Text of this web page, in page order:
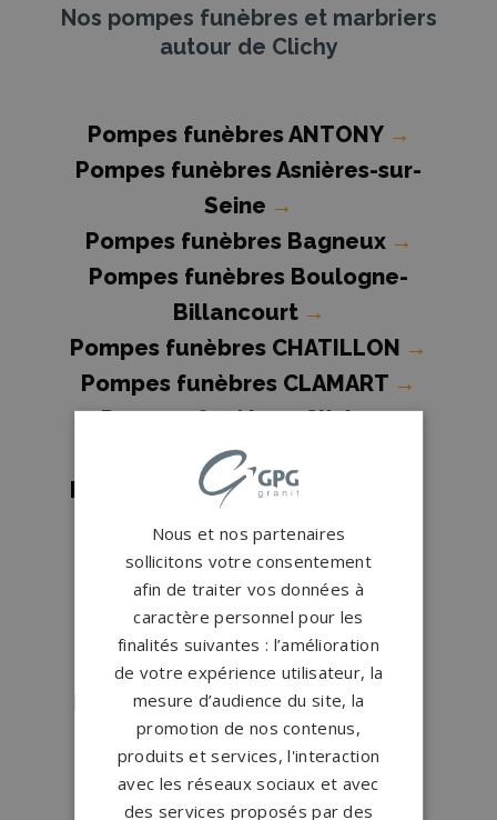
Nos pompes funèbres et marbriers
autour de Clichy
Pompes funèbres ANTONY →
Pompes funèbres Asnières-sur-
Seine →
Pompes funèbres Bagneux →
Pompes funèbres Boulogne-
Billancourt →
Pompes funèbres CHATILLON →
Pompes funèbres CLAMART →
Pompes funèbres Clichy→
Pompes funèbres Colombes
Pompes funèbres Courbevoie
Pompes funèbres Issy-les-
Moulineaux→
Pompes funèbres Levallois-
Perret →
Pompes funèbres Meudon
Pompes funèbres Montrouge
Pompes funèbres Neuilly-sur-
Seine →
Pompes funèbres Puteaux
Nous et nos partenaires
sollicitons votre consentement
afin de traiter vos données à
caractère personnel pour les
finalités suivantes : l’amélioration
de votre expérience utilisateur, la
mesure d’audience du site, la
promotion de nos contenus,
produits et services, l'interaction
avec les réseaux sociaux et avec
des services proposés par des